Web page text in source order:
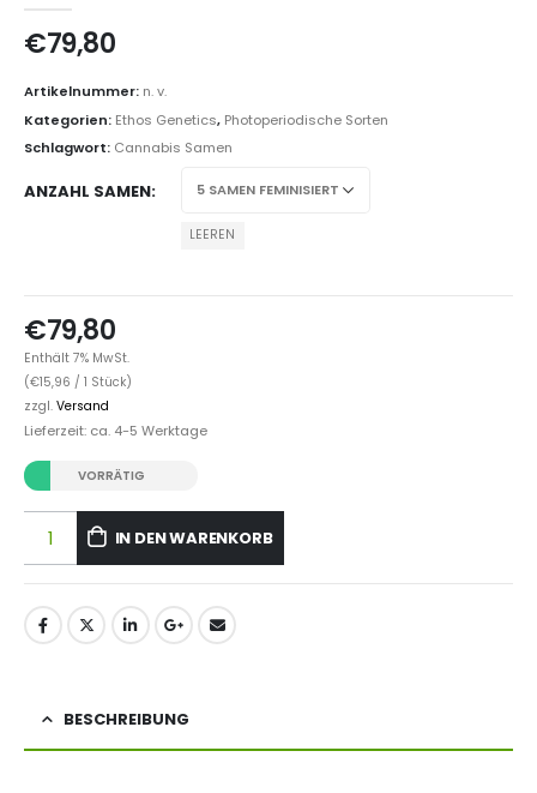
€79,80
Artikelnummer: n. v.
Kategorien: Ethos Genetics, Photoperiodische Sorten
Schlagwort: Cannabis Samen
ANZAHL SAMEN
LEEREN
€79,80
Enthält 7% MwSt.
(€15,96 / 1 Stück)
zzgl. Versand
Lieferzeit: ca. 4-5 Werktage
VORRÄTIG
IN DEN WARENKORB
BESCHREIBUNG